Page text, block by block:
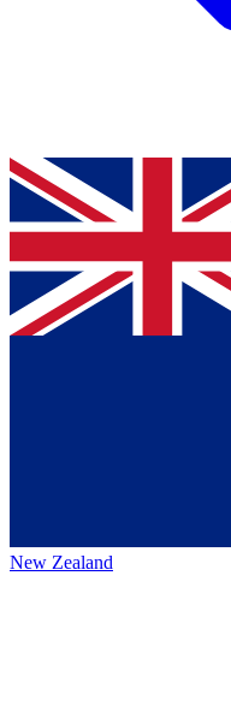
New Zealand